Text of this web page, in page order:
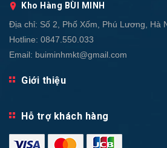
Kho Hàng BÙI MINH
Địa chỉ: Số 2, Phố Xốm, Phú Lương, Hà
Hotline: 0847.550.033
Email: buiminhmkt@gmail.com
Giới thiệu
Hỗ trợ khách hàng